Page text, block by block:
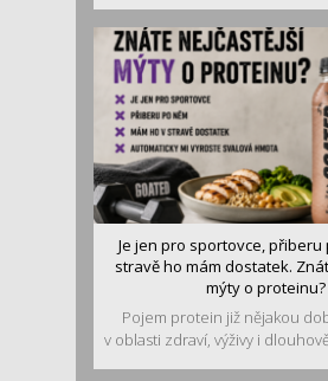
Je jen pro sportovce, přiberu
stravě ho mám dostatek.
mýty o proteinu?
Pojem protein již nějakou
v oblasti zdraví, výživy i